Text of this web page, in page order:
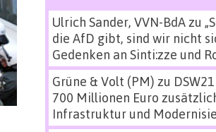
Ulrich Sander, VVN-BdAzu
die AfD gibt, sind wir nicht
Gedenken an Sinti:zze und
Grüne & Volt (PM) zu
700 Millionen Euro
Infrastruktur und